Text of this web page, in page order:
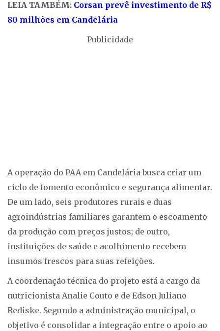
LEIA TAMBÉM: Corsan prevê investimento de R$
80 milhões em Candelária
Publicidade
A operação do PAA em Candelária busca criar um
ciclo de fomento econômico e segurança alimentar.
De um lado, seis produtores rurais e duas
agroindústrias familiares garantem o escoamento
da produção com preços justos; de outro,
instituições de saúde e acolhimento recebem
insumos frescos para suas refeições.
A coordenação técnica do projeto está a cargo da
nutricionista Analie Couto e de Edson Juliano
Rediske. Segundo a administração municipal, o
objetivo é consolidar a integração entre o apoio ao